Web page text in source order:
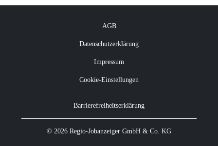
AGB
Datenschutzerklärung
Impressum
Cookie-Einstellungen
Barrierefreiheitserklärung
© 2026 Regio-Jobanzeiger GmbH & Co. KG